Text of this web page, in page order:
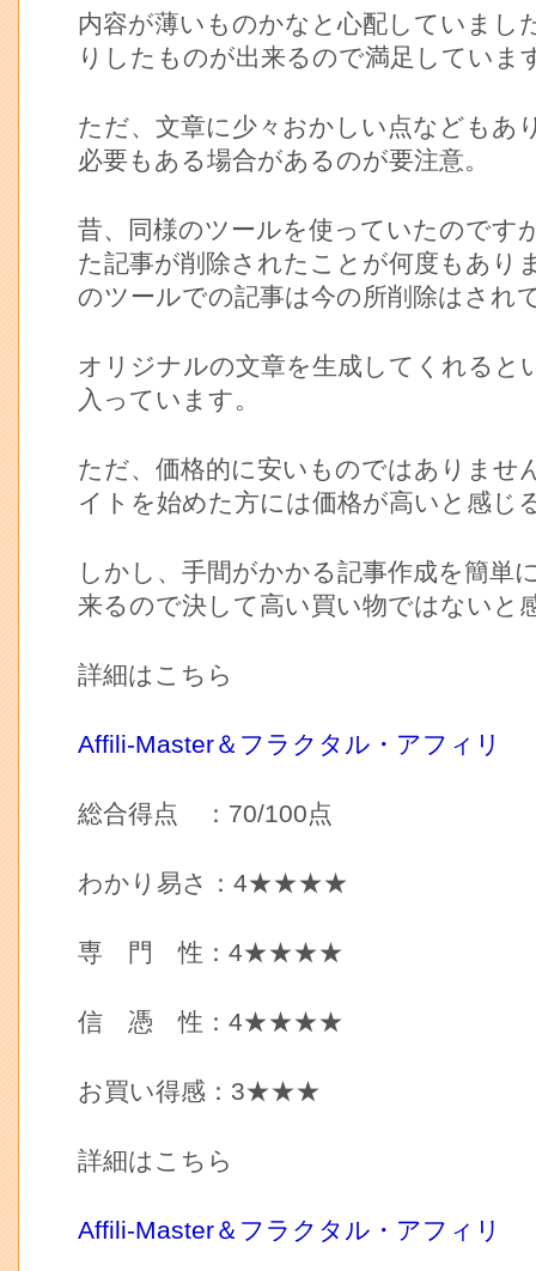
内容が薄いものかなと心配していまし
りしたものが出来るので満足していま
ただ、文章に少々おかしい点などもあ
必要もある場合があるのが要注意。
昔、同様のツールを使っていたのです
た記事が削除されたことが何度もあり
のツールでの記事は今の所削除はされ
オリジナルの文章を生成してくれると
入っています。
ただ、価格的に安いものではありませ
イトを始めた方には価格が高いと感じ
しかし、手間がかかる記事作成を簡単
来るので決して高い買い物ではないと
詳細はこちら
Affili-Master＆フラクタル・アフィリ
総合得点 ：70/100点
わかり易さ：4★★★★
専 門 性：4★★★★
信 憑 性：4★★★★
お買い得感：3★★★
詳細はこちら
Affili-Master＆フラクタル・アフィリ